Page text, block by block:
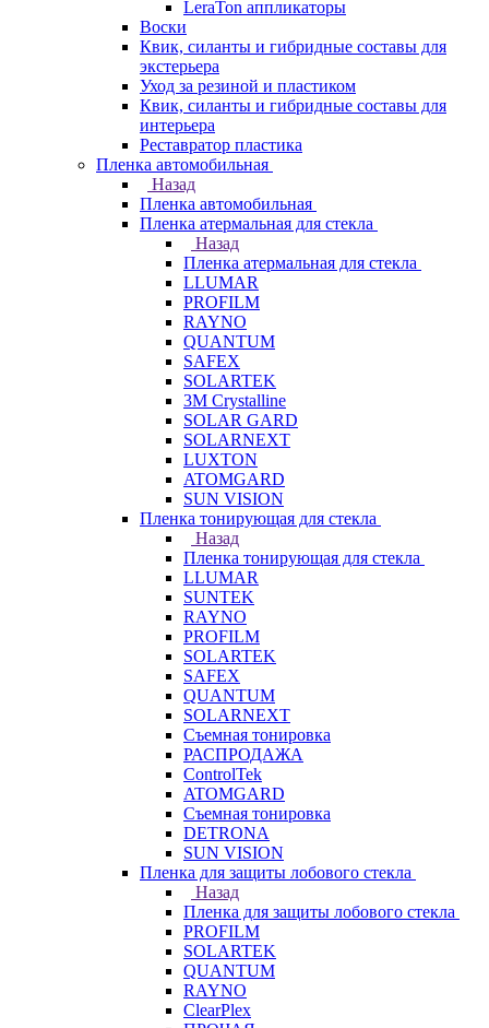
LeraTon аппликаторы
Воски
Квик, силанты и гибридные составы для
экстерьера
Уход за резиной и пластиком
Квик, силанты и гибридные составы для
интерьера
Реставратор пластика
Пленка автомобильная
Назад
Пленка автомобильная
Пленка атермальная для стекла
Назад
Пленка атермальная для стекла
LLUMAR
PROFILM
RAYNO
QUANTUM
SAFEX
SOLARTEK
3M Crystalline
SOLAR GARD
SOLARNEXT
LUXTON
ATOMGARD
SUN VISION
Пленка тонирующая для стекла
Назад
Пленка тонирующая для стекла
LLUMAR
SUNTEK
RAYNO
PROFILM
SOLARTEK
SAFEX
QUANTUM
SOLARNEXT
Съемная тонировка
РАСПРОДАЖА
ControlTek
ATOMGARD
Съемная тонировка
DETRONA
SUN VISION
Пленка для защиты лобового стекла
Назад
Пленка для защиты лобового стекла
PROFILM
SOLARTEK
QUANTUM
RAYNO
ClearPlex